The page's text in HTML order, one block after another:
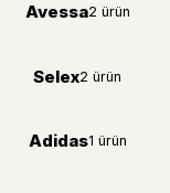
Avessa2 ürün
Selex2 ürün
Adidas1 ürün